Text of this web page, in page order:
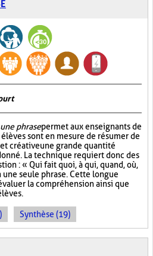
phrasepermet aux enseignants de
sont en mesure de résumer de
créative une grande quantité
La technique requiert donc des
: « Qui fait quoi, à qui, quand, où,
seule phrase. Cette longue
la compréhension ainsi que
Synthèse (19)